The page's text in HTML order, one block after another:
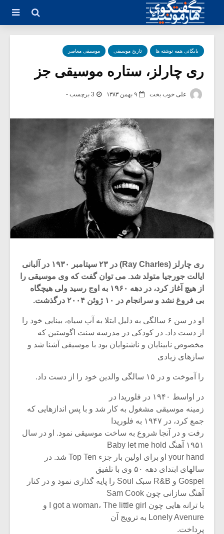
بایگانی همه نوشته ها تاریخ موسیقی موسیقی معاصر
ری چارلز، ستاره موسیقی جز
علی خوب بخت ۹ بهمن ۱۳۸۳ 3 برچسب -
ری چارلز (Ray Charles) در ۲۳ سپتامبر ۱۹۳۰ در آلبانی
ایالت جورجیا متولد شد. می توان گفت که وی موسیقی را
از هیچ آغاز کرد، در دهه ۱۹۶۰ به اوج رسید ولی هیچگاه
بی فروغ نشد و سرانجام در ۱۰ ژوئن ۲۰۰۴ درگذشت.
او در سن ۶ سالگی به دلیل ابتلا به آب سیاه، بینایی خود را
از دست داد. در کودکی در مدرسه سنت اگوستین که
مخصوص نابینایان و ناشنوایان بود با موسیقی آشنا شد و
سازهای زیادی
را آموخت و در ۱۵ سالگی والدین خود را از دست داد.
در اواسط ۱۹۴۰ در فلوریدا در
زمینه موسیقی مشغول به کار شد و با پس اندازهایی که
جمع کرد، در ۱۹۴۷ به فلوریدا
رفت و در آنجا شروع به ساخت موسیقی نمود. او در سال
۱۹۵۱ آهنگ Baby let me hold
your hand او برای اولین بار جزء Top Ten شد. در
سالهای ابتدای دهه ۵۰ وی با تلفیق
Gospel و R&B سبک Soul را پایه گذاری نمود و در کنار
آهنگ سازانی چون Sam Cook
با ترانه هایی چون I got a woman، The little girl و
Lonely Avenure به ترویج آن
پرداخت.